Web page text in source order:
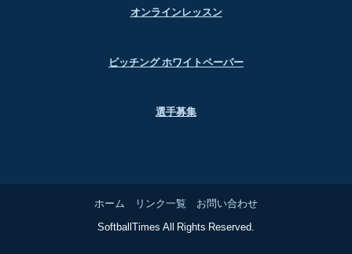
オンラインレッスン
ピッチング ホワイトペーパー
選手募集
ホーム リンク一覧 お問い合わせ
SoftballTimes All Rights Reserved.